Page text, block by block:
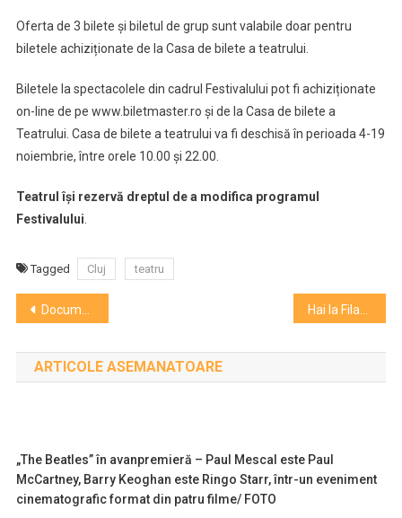
Oferta de 3 bilete și biletul de grup sunt valabile doar pentru
biletele achiziționate de la Casa de bilete a teatrului.
Biletele la spectacolele din cadrul Festivalului pot fi achiziționate
on-line de pe www.biletmaster.ro și de la Casa de bilete a
Teatrului. Casa de bilete a teatrului va fi deschisă în perioada 4-19
noiembrie, între orele 10.00 și 22.00.
Teatrul își rezervă dreptul de a modifica programul
Festivalului.
Tagged Cluj teatru
Navigare
în
articole
Documentarul despre echipa clujeană de fotbal ”Vulturii din Țaga” și povestea de prietenie româno-iraniană ”Între Revoluții” la Cinema Arta Hai la Filarmonică! Concerte pentru copii
ARTICOLE ASEMANATOARE
„The Beatles” în avanpremieră – Paul Mescal este Paul
McCartney, Barry Keoghan este Ringo Starr, într-un eveniment
cinematografic format din patru filme/ FOTO